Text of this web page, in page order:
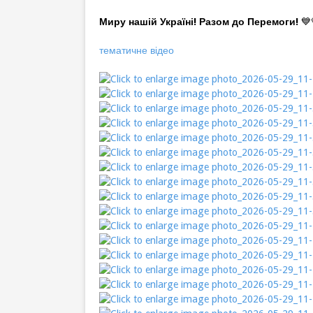
Миру нашій Україні! Разом до Перемоги!
тематичне відео